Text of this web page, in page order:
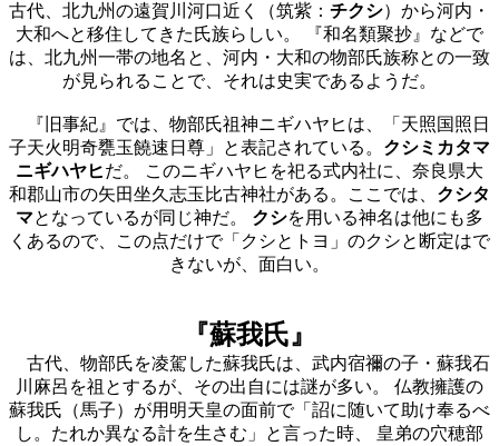
古代、北九州の遠賀川河口近く（筑紫： チクシ）から河内・
大和へと移住してきた氏族らしい。 『和名類聚抄』などで
は、北九州一帯の地名と、河内・大和の物部氏族称との一致
が見られることで、それは史実であるようだ。
『旧事紀』では、物部氏祖神ニギハヤヒは、「天照国照日
子天火明奇甕玉饒速日尊」と表記されている。 クシミカタマ
ニギハヤヒだ。 このニギハヤヒを祀る式内社に、奈良県大
和郡山市の矢田坐久志玉比古神社がある。ここでは、 クシタ
マとなっているが同じ神だ。 クシを用いる神名は他にも多
くあるので、この点だけで「クシとトヨ」のクシと断定はで
きないが、面白い。
『蘇我氏』
古代、物部氏を凌駕した蘇我氏は、武内宿禰の子・蘇我石
川麻呂を祖とするが、その出自には謎が多い。 仏教擁護の
蘇我氏（馬子）が用明天皇の面前で「詔に随いて助け奉るべ
し。たれか異なる計を生さむ」と言った時、 皇弟の穴穂部